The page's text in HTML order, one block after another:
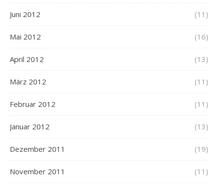
Juni 2012 (11)
Mai 2012 (16)
April 2012 (13)
März 2012 (11)
Februar 2012 (11)
Januar 2012 (13)
Dezember 2011 (19)
November 2011 (11)